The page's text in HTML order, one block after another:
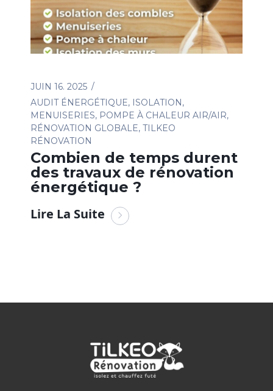
JUIN 16. 2025
AUDIT ÉNERGÉTIQUE, ISOLATION,
MENUISERIES, POMPE À CHALEUR AIR/AIR,
RÉNOVATION GLOBALE, TILKEO
RÉNOVATION
Combien de temps durent
des travaux de rénovation
énergétique ?
Lire La Suite